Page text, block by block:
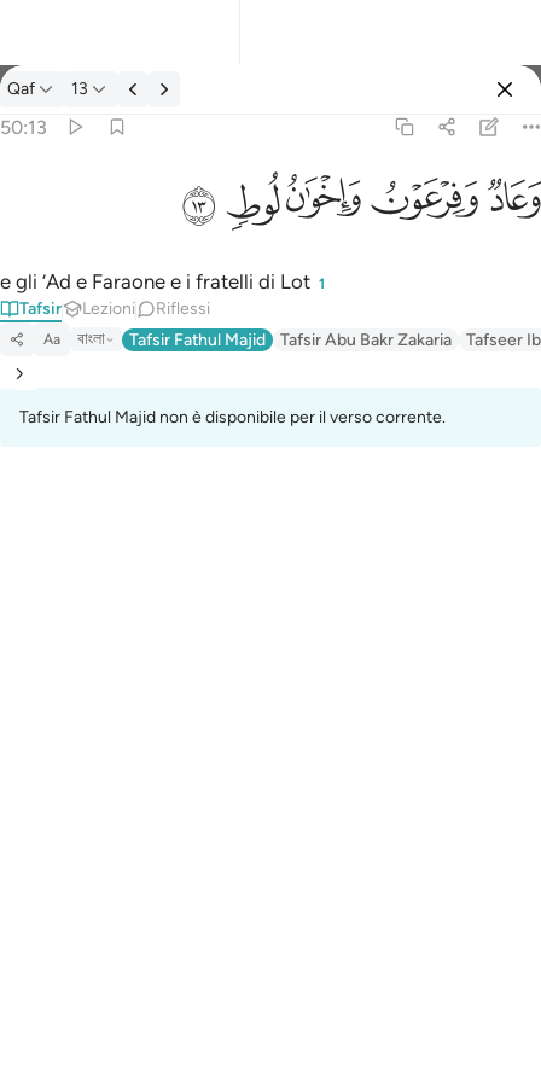
Tafsir: Qaf 50:13
Qaf 13
50:13
وَعَادٌۭ وَفِرْعَوْنُ وَإِخْوَٰنُ لُوطٍۢ ١٣
ﲳﲴﲵﲶﲷ
e gli ‘Ad e Faraone e i fratelli di Lot 1
Tafsir Lezioni Riflessi
Aa বাংলা Tafsir Fathul Majid Tafsir Abu Bakr Zakaria Tafseer
Tafsir Fathul Majid non è disponibile per il verso corrente.